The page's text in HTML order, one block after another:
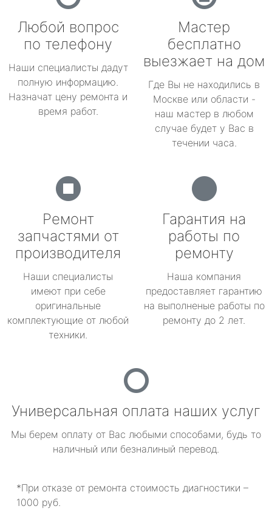
Любой вопрос
по телефону
Наши специалисты дадут
полную информацию.
Назначат цену ремонта и
время работ.
Мастер
бесплатно
выезжает на дом
Где Вы не находились в
Москве или области -
наш мастер в любом
случае будет у Вас в
течении часа.
Ремонт
запчастями от
производителя
Наши специалисты
имеют при себе
оригинальные
комплектующие от любой
техники.
Гарантия на
работы по
ремонту
Наша компания
предоставляет гарантию
на выполненые работы по
ремонту до 2 лет.
Универсальная оплата наших услуг
Мы берем оплату от Вас любыми способами, будь то
наличный или безналиный перевод.
*При отказе от ремонта стоимость диагностики –
1000 руб.